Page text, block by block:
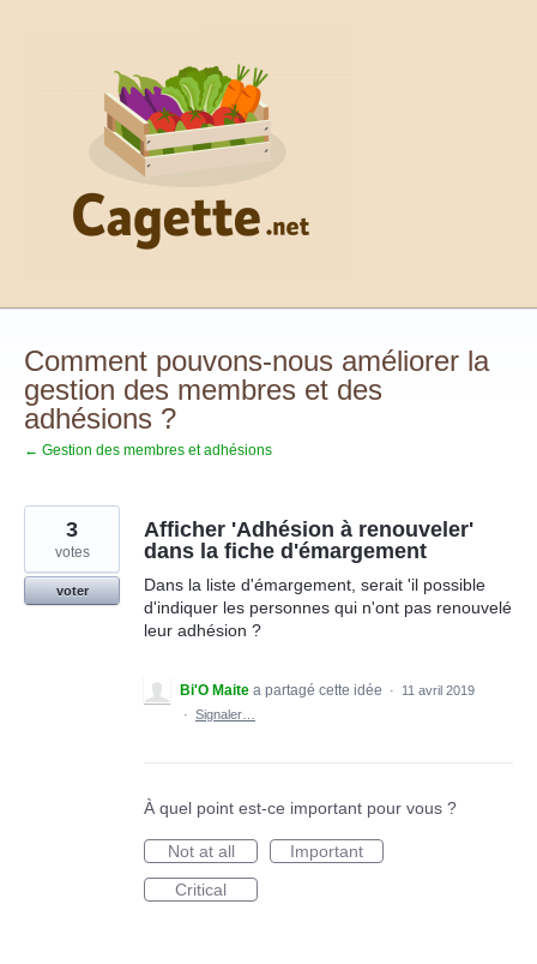
Comment pouvons-nous améliorer la
gestion des membres et des
adhésions ?
← Gestion des membres et adhésions
Afficher 'Adhésion à renouveler'
dans la fiche d'émargement
Dans la liste d'émargement, serait 'il possible
d'indiquer les personnes qui n'ont pas renouvelé
leur adhésion ?
3
votes
voter
Bi'O Maite a partagé cette idée ·
11 avril 2019
· Signaler…
À quel point est-ce important pour vous ?
Not at all
Important
Critical